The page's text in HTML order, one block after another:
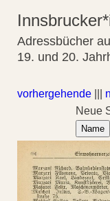
Adressbücher
19. und 20.
vorhergehende
Neue
Name